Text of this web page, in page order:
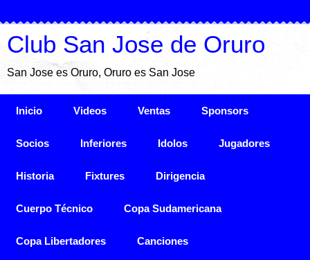
Club San Jose de Oruro
San Jose es Oruro, Oruro es San Jose
Inicio Videos Ventas Sponsors
Socios Inferiores Idolos Jugadores
Historia Fixtures Dirigencia
Cuerpo Técnico Copa Sudamericana
Copa Libertadores Canciones